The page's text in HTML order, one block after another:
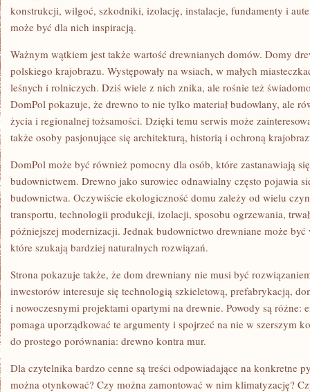
konstrukcji, wilgoć, szkodniki, izolację, instalacje, fundamenty i
może być dla nich inspiracją.
Ważnym wątkiem jest także wartość drewnianych domów. Domy
polskiego krajobrazu. Występowały na wsiach, w małych
leśnych i rolniczych. Dziś wiele z nich znika, ale rośnie też
DomPol pokazuje, że drewno to nie tylko materiał budowlany, ale
życia i regionalnej tożsamości. Dzięki temu serwis może
także osoby pasjonujące się architekturą, historią i ochroną
DomPol może być również pomocny dla osób, które zastanawiają
budownictwem. Drewno jako surowiec odnawialny często pojawia
budownictwa. Oczywiście ekologiczność domu zależy od wielu
transportu, technologii produkcji, izolacji, sposobu ogrzewania,
późniejszej modernizacji. Jednak budownictwo drewniane może
które szukają bardziej naturalnych rozwiązań.
Strona pokazuje także, że dom drewniany nie musi być
inwestorów interesuje się technologią szkieletową, prefabrykacją,
i nowoczesnymi projektami opartymi na drewnie. Powody są różne:
pomaga uporządkować te argumenty i spojrzeć na nie w szerszym
do prostego porównania: drewno kontra mur.
Dla czytelnika bardzo cenne są treści odpowiadające na konkretne
można otynkować? Czy można zamontować w nim klimatyzację?